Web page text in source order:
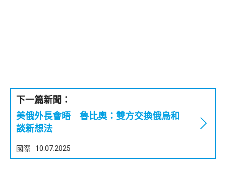
下一篇新聞：
美俄外長會晤 魯比奧：雙方交換俄烏和
談新想法
國際 10.07.2025